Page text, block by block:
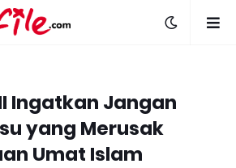
Ingatkan Jangan
yang Merusak
Umat Islam